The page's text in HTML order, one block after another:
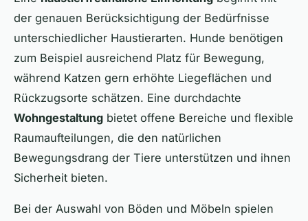
der genauen Berücksichtigung der Bedürfnisse
unterschiedlicher Haustierarten. Hunde benötigen
zum Beispiel ausreichend Platz für Bewegung,
während Katzen gern erhöhte Liegeflächen und
Rückzugsorte schätzen. Eine durchdachte
Wohngestaltung bietet offene Bereiche und flexible
Raumaufteilungen, die den natürlichen
Bewegungsdrang der Tiere unterstützen und ihnen
Sicherheit bieten.
Bei der Auswahl von Böden und Möbeln spielen